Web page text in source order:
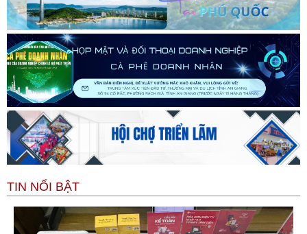
TIN NỔI BẬT